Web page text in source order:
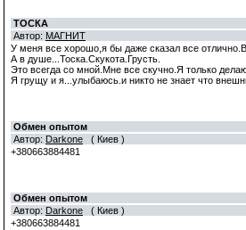
ТОСКА
Автор: МАГНИТ
У меня все хорошо,я бы даже сказал все
А в душе...Тоска.Скукота.Грусть.
Это всегда со мной.Мне все скучно.Я только
Я грущу и я...улыбаюсь.и никто не знает что
Обмен опытом
Автор: Darkone ( Киев )
+380663884481
Обмен опытом
Автор: Darkone ( Киев )
+380663884481